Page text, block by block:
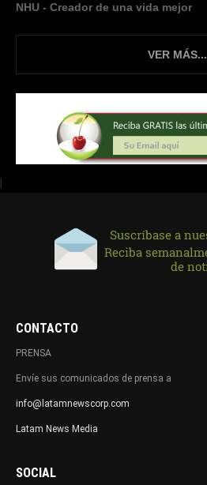
NHU - Creador de una vida mejor
VER MÁS...
CONTACTO
PRENSA
Envíe sus comunicados de prensa a
info@latamnewscorp.com
Latam News Media
SOCIAL